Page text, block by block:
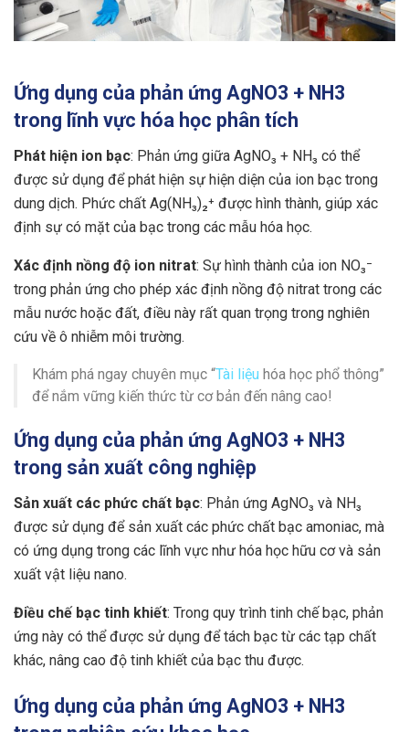
Ứng dụng của phản ứng AgNO3 + NH3
trong lĩnh vực hóa học phân tích
Phát hiện ion bạc: Phản ứng giữa AgNO₃ + NH₃ có thể
được sử dụng để phát hiện sự hiện diện của ion bạc trong
dung dịch. Phức chất Ag(NH₃)₂⁺ được hình thành, giúp xác
định sự có mặt của bạc trong các mẫu hóa học.
Xác định nồng độ ion nitrat: Sự hình thành của ion NO₃⁻
trong phản ứng cho phép xác định nồng độ nitrat trong các
mẫu nước hoặc đất, điều này rất quan trọng trong nghiên
cứu về ô nhiễm môi trường.
Khám phá ngay chuyên mục “Tài liệu hóa học phổ thông”
để nắm vững kiến thức từ cơ bản đến nâng cao!
Ứng dụng của phản ứng AgNO3 + NH3
trong sản xuất công nghiệp
Sản xuất các phức chất bạc: Phản ứng AgNO₃ và NH₃
được sử dụng để sản xuất các phức chất bạc amoniac, mà
có ứng dụng trong các lĩnh vực như hóa học hữu cơ và sản
xuất vật liệu nano.
Điều chế bạc tinh khiết: Trong quy trình tinh chế bạc, phản
ứng này có thể được sử dụng để tách bạc từ các tạp chất
khác, nâng cao độ tinh khiết của bạc thu được.
Ứng dụng của phản ứng AgNO3 + NH3